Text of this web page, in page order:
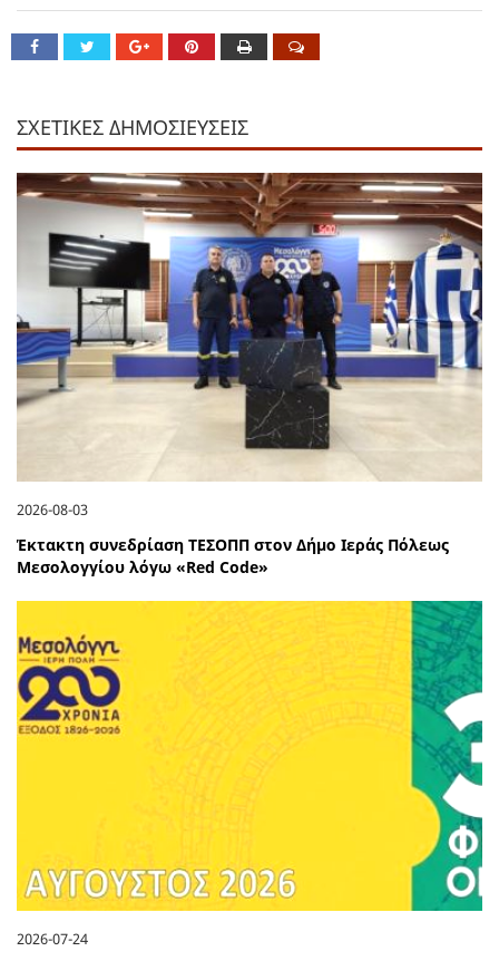
ΣΧΕΤΙΚΕΣ ΔΗΜΟΣΙΕΥΣΕΙΣ
2026-08-03
Έκτακτη συνεδρίαση ΤΕΣΟΠΠ στον Δήμο Ιεράς Πόλεως
Μεσολογγίου λόγω «Red Code»
2026-07-24